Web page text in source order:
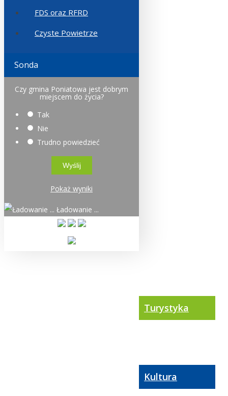
FDS oraz RFRD
Czyste Powietrze
Sonda
Czy gmina Poniatowa jest dobrym
miejscem do życia?
Tak
Nie
Trudno powiedzieć
Pokaż wyniki
Ładowanie ...
Turystyka
Kultura